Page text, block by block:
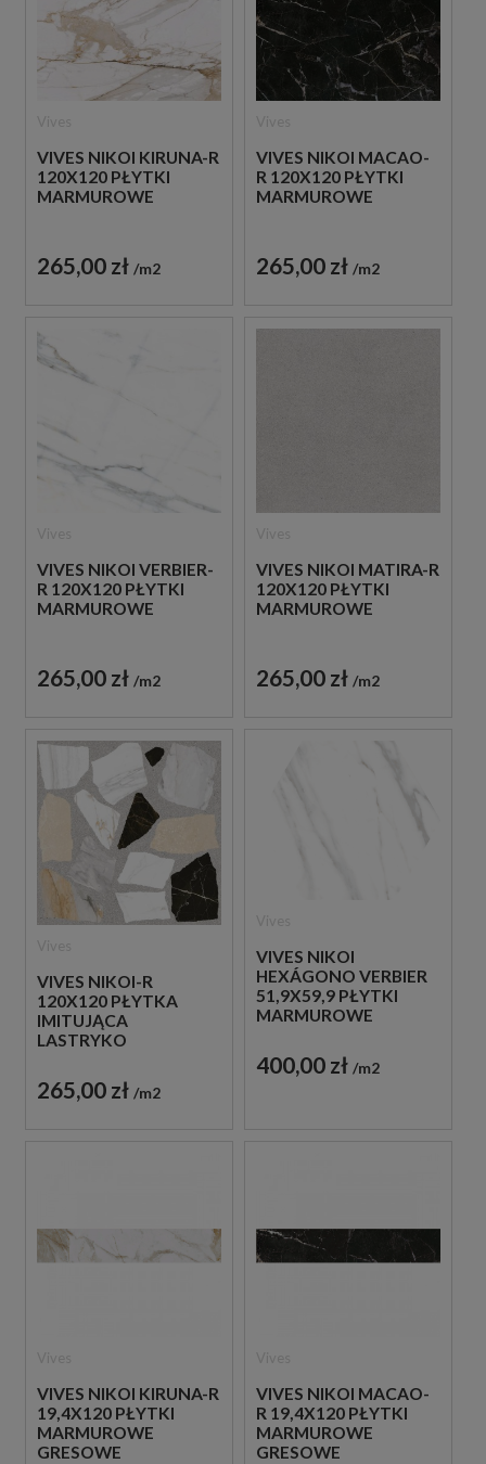
VIVES NIKOI KIRUNA-R
120X120 PŁYTKI
MARMUROWE
265,00 zł m2
VIVES NIKOI MACAO-
R 120X120 PŁYTKI
MARMUROWE
265,00 zł m2
VIVES NIKOI VERBIER-
R 120X120 PŁYTKI
MARMUROWE
265,00 zł m2
VIVES NIKOI MATIRA-R
120X120 PŁYTKI
MARMUROWE
265,00 zł m2
VIVES NIKOI-R
120X120 PŁYTKA
IMITUJĄCA
LASTRYKO
265,00 zł m2
VIVES NIKOI
HEXÁGONO VERBIER
51,9X59,9 PŁYTKI
MARMUROWE
400,00 zł m2
VIVES NIKOI KIRUNA-R
19,4X120 PŁYTKI
MARMUROWE
GRESOWE
VIVES NIKOI MACAO-
R 19,4X120 PŁYTKI
MARMUROWE
GRESOWE